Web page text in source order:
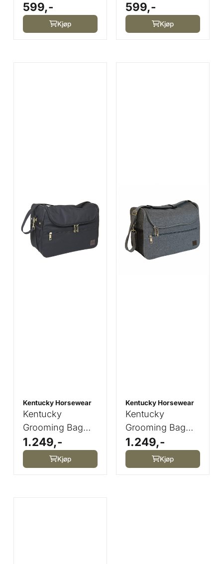
Flere Farger
599,-
Kjøp
Navy
599,-
Kjøp
Kentucky Horsewear
Kentucky
Grooming Bag
Black
1.249,-
Kjøp
Kentucky Horsewear
Kentucky
Grooming Bag
Grey
1.249,-
Kjøp